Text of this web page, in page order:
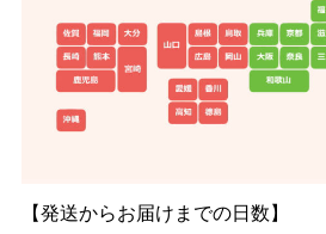
【発送からお届けまでの日数】